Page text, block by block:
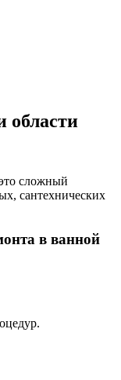
области
сложный
сантехнических
в ванной